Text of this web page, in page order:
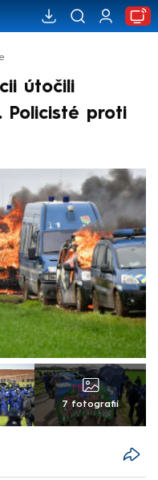
útočili
Policisté proti
7 fotografií